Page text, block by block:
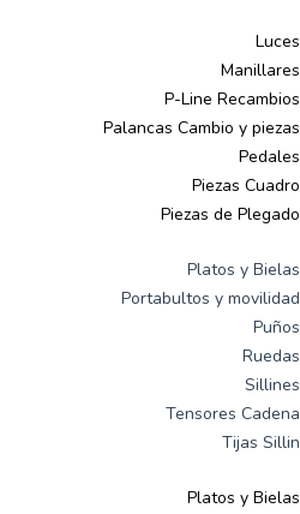
Luces
Manillares
P-Line Recambios
Palancas Cambio y piezas
Pedales
Piezas Cuadro
Piezas de Plegado
Platos y Bielas
Portabultos y movilidad
Puños
Ruedas
Sillines
Tensores Cadena
Tijas Sillin
Platos y Bielas